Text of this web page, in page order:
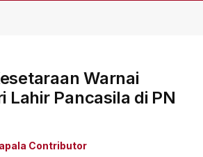
Warnai
Lahir Pancasila di PN
Contributor